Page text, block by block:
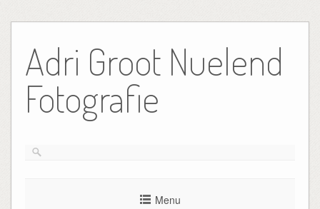
de
inhoud
Adri Groot Nuelend
Fotografie
Menu